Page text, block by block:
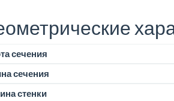
сечения
сечения
стенки